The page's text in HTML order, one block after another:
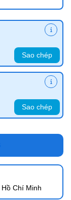
Sao chép
Sao chép
Chí Minh